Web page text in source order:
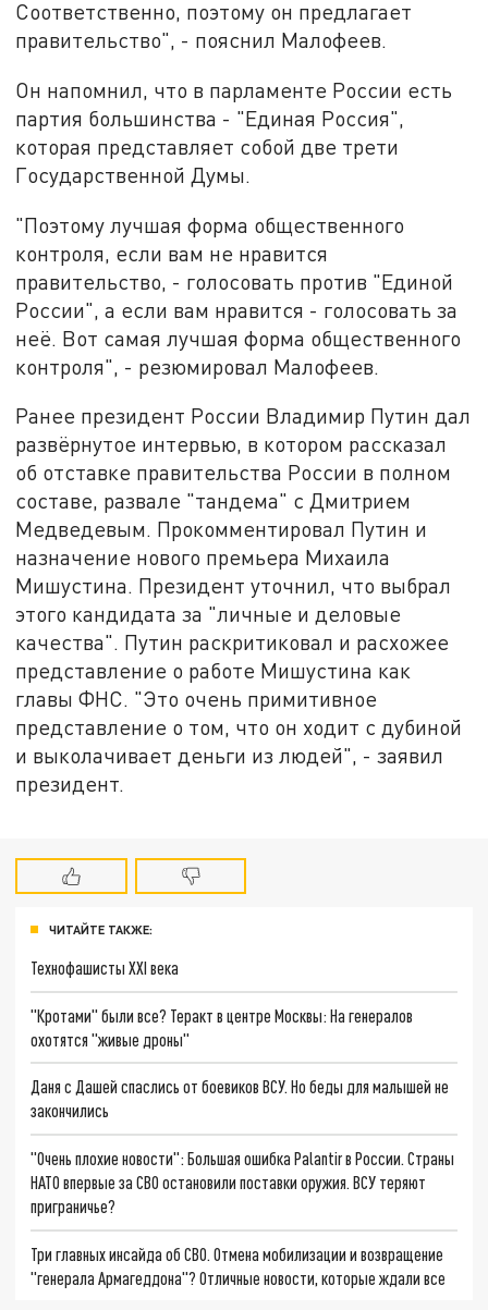
Соответственно, поэтому он предлагает
правительство", - пояснил Малофеев.
Он напомнил, что в парламенте России есть
партия большинства - "Единая Россия",
которая представляет собой две трети
Государственной Думы.
"Поэтому лучшая форма общественного
контроля, если вам не нравится
правительство, - голосовать против "Единой
России", а если вам нравится - голосовать за
неё. Вот самая лучшая форма общественного
контроля", - резюмировал Малофеев.
Ранее президент России Владимир Путин дал
развёрнутое интервью, в котором рассказал
об отставке правительства России в полном
составе, развале "тандема" с Дмитрием
Медведевым. Прокомментировал Путин и
назначение нового премьера Михаила
Мишустина. Президент уточнил, что выбрал
этого кандидата за "личные и деловые
качества". Путин раскритиковал и расхожее
представление о работе Мишустина как
главы ФНС. "Это очень примитивное
представление о том, что он ходит с дубиной
и выколачивает деньги из людей", - заявил
президент.
ЧИТАЙТЕ ТАКЖЕ:
Технофашисты XXI века
"Кротами" были все? Теракт в центре Москвы: На генералов
охотятся "живые дроны"
Даня с Дашей спаслись от боевиков ВСУ. Но беды для малышей не
закончились
"Очень плохие новости": Большая ошибка Palantir в России. Страны
НАТО впервые за СВО остановили поставки оружия. ВСУ теряют
приграничье?
Три главных инсайда об СВО. Отмена мобилизации и возвращение
"генерала Армагеддона"? Отличные новости, которые ждали все